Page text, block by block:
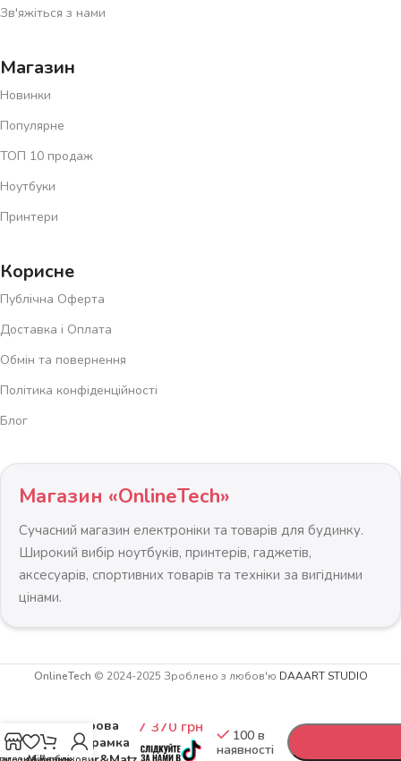
Зв'яжіться з нами
Магазин
Новинки
Популярне
ТОП 10 продаж
Ноутбуки
Принтери
Корисне
Публічна Оферта
Доставка і Оплата
Обмін та повернення
Політика конфіденційності
Блог
Магазин «OnlineTech»
Сучасний магазин електроніки та товарів для будинку.
Широкий вибір ноутбуків, принтерів, гаджетів,
аксесуарів, спортивних товарів та техніки за вигідними
цінами.
OnlineTech © 2024-2025 Зроблено з любов'ю DAAART STUDIO
Цифрова
фоторамка
7 370 грн
100 в
наявності